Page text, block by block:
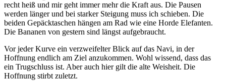
recht heiß und mir geht immer mehr die Kraft aus. Die Pausen
werden länger und bei starker Steigung muss ich schieben. Die
beiden Gepäcktaschen hängen am Rad wie eine Horde Elefanten.
Die Bananen von gestern sind längst aufgebraucht.
Vor jeder Kurve ein verzweifelter Blick auf das Navi, in der
Hoffnung endlich am Ziel anzukommen. Wohl wissend, dass das
ein Trugschluss ist. Aber auch hier gilt die alte Weisheit. Die
Hoffnung stirbt zuletzt.